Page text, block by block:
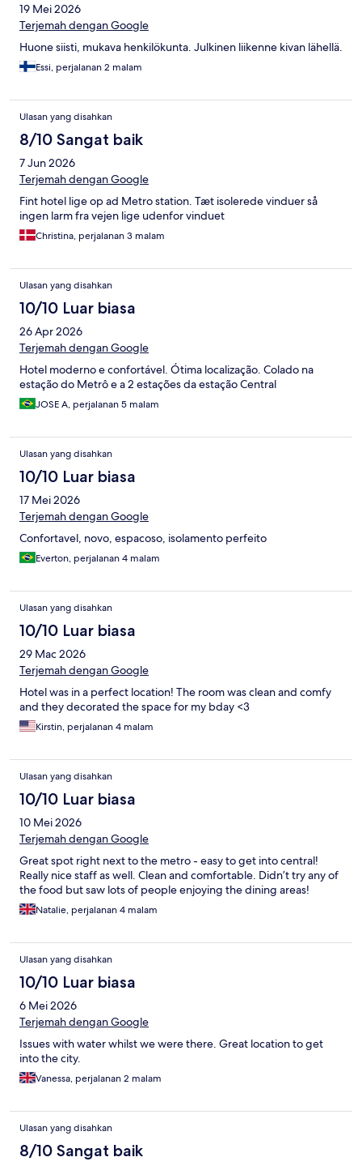
19 Mei 2026
Terjemah dengan Google
Huone siisti, mukava henkilökunta. Julkinen liikenne kivan lähellä.
Essi, perjalanan 2 malam
Ulasan yang disahkan
8/10 Sangat baik
7 Jun 2026
Terjemah dengan Google
Fint hotel lige op ad Metro station. Tæt isolerede vinduer så
ingen larm fra vejen lige udenfor vinduet
Christina, perjalanan 3 malam
Ulasan yang disahkan
10/10 Luar biasa
26 Apr 2026
Terjemah dengan Google
Hotel moderno e confortável. Ótima localização. Colado na
estação do Metrô e a 2 estações da estação Central
JOSE A, perjalanan 5 malam
Ulasan yang disahkan
10/10 Luar biasa
17 Mei 2026
Terjemah dengan Google
Confortavel, novo, espacoso, isolamento perfeito
Everton, perjalanan 4 malam
Ulasan yang disahkan
10/10 Luar biasa
29 Mac 2026
Terjemah dengan Google
Hotel was in a perfect location! The room was clean and comfy
and they decorated the space for my bday <3
Kirstin, perjalanan 4 malam
Ulasan yang disahkan
10/10 Luar biasa
10 Mei 2026
Terjemah dengan Google
Great spot right next to the metro - easy to get into central!
Really nice staff as well. Clean and comfortable. Didn’t try any of
the food but saw lots of people enjoying the dining areas!
Natalie, perjalanan 4 malam
Ulasan yang disahkan
10/10 Luar biasa
6 Mei 2026
Terjemah dengan Google
Issues with water whilst we were there. Great location to get
into the city.
Vanessa, perjalanan 2 malam
Ulasan yang disahkan
8/10 Sangat baik